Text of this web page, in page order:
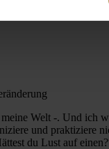
Welt -. Und
und praktiziere
du Lust auf